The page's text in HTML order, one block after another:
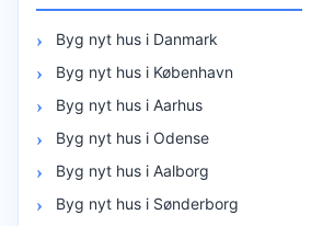
Byg nyt hus i Danmark
Byg nyt hus i København
Byg nyt hus i Aarhus
Byg nyt hus i Odense
Byg nyt hus i Aalborg
Byg nyt hus i Sønderborg